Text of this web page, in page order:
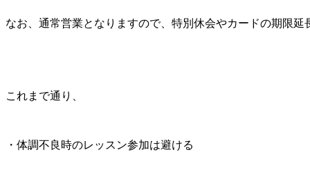
なお、通常営業となりますので、特別休会やカードの期限
これまで通り、
・体調不良時のレッスン参加は避ける